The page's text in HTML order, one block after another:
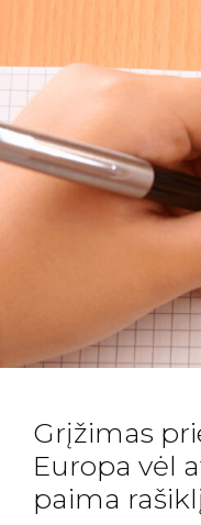
Grįžimas
Europa vėl
paima